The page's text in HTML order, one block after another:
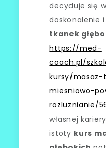
decyduje się
doskonalenie
tkanek
https://med-
coach.pl/
kursy/
miesniowo-
rozluznianie/
własnej
istoty kurs